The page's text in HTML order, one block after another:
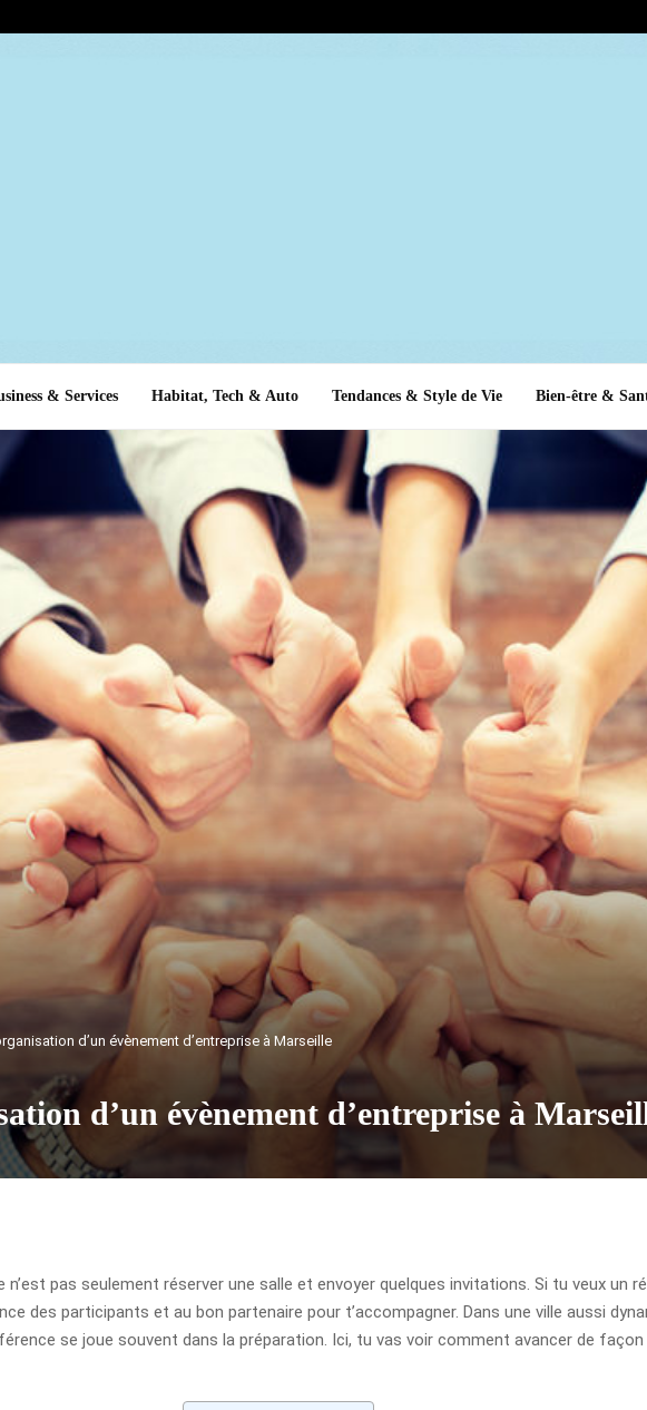
& Services Habitat, Tech & Auto Tendances & Style de Vie Bien-être &
d’un évènement d’entreprise à Marseille
d’un évènement d’entreprise à
n’est pas seulement réserver une salle et envoyer quelques invitations. Si tu veux
des participants et au bon partenaire pour t’accompagner. Dans une ville aussi
se joue souvent dans la préparation. Ici, tu vas voir comment avancer de